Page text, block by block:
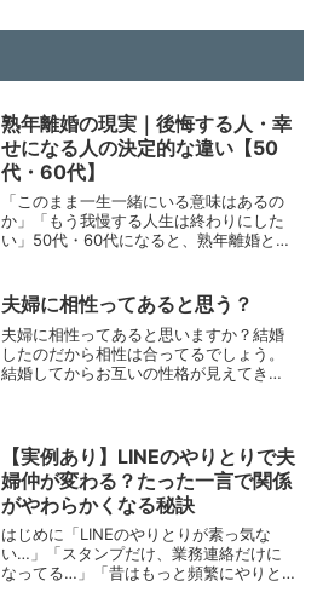
熟年離婚の現実｜後悔する人・幸
せになる人の決定的な違い【50
代・60代】
「このまま一生一緒にいる意味はあるの
か」「もう我慢する人生は終わりにした
い」50代・60代になると、熟年離婚とい
そこにははっきりとした明暗がありま
す。この記事では、感情...
夫婦に相性ってあると思う？
夫婦に相性ってあると思いますか？結婚
したのだから相性は合ってるでしょう。
結婚してからお互いの性格が見えてきた
【実例あり】LINEのやりとりで夫
婦仲が変わる？たった一言で関係
がやわらかくなる秘訣
はじめに「LINEのやりとりが素っ気な
い…」「スタンプだけ、業務連絡だけに
なってる…」「昔はもっと頻繁にやりと